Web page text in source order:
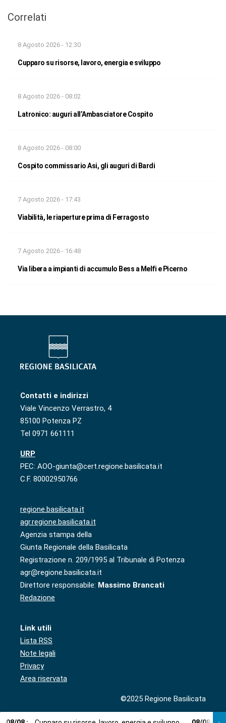
Correlati
8 Agosto 2026 - 12:30
Cupparo su risorse, lavoro, energia e sviluppo
8 Agosto 2026 - 08:02
Latronico: auguri all’Ambasciatore Cospito
8 Agosto 2026 - 08:00
Cospito commissario Asi, gli auguri di Bardi
7 Agosto 2026 - 17:43
Viabilità, le riaperture prima di Ferragosto
7 Agosto 2026 - 16:48
Via libera a impianti di accumulo Bess a Melfi e Picerno
Contatti e indirizzi
Viale Vincenzo Verrastro, 4
85100 Potenza PZ
Tel 0971 661111
URP
PEC: AOO-giunta@cert.regione.basilicata.it
C.F. 80002950766
regione.basilicata.it
agr.regione.basilicata.it
Agenzia stampa della
Giunta Regionale della Basilicata
Registrazione n. 209/1995 al Tribunale di Potenza
agr@regione.basilicata.it
Direttore responsabile: Massimo Brancati
Redazione
Link utili
Lista RSS
Note legali
Privacy
Area riservata
©2025 Regione Basilicata